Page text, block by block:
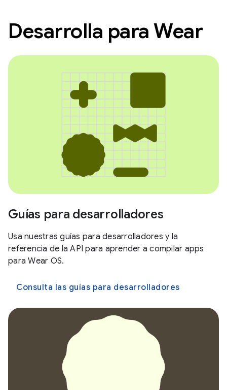
Desarrolla para Wear
Guías para desarrolladores
Usa nuestras guías para desarrolladores y la
referencia de la API para aprender a compilar apps
para Wear OS.
Consulta las guías para desarrolladores